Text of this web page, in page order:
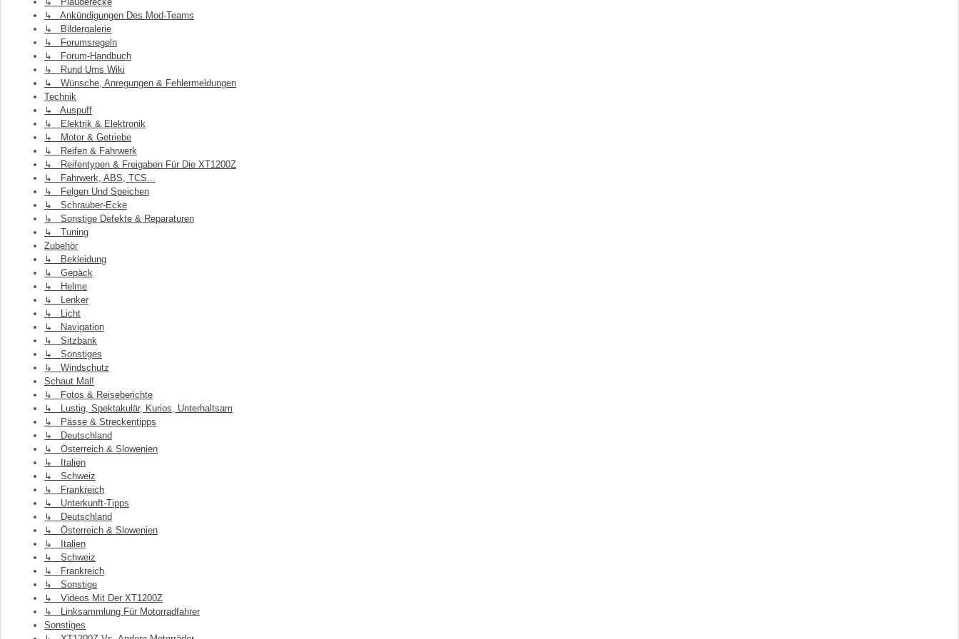
↳ Ankündigungen Des Mod-Teams
↳ Bildergalerie
↳ Forumsregeln
↳ Forum-Handbuch
↳ Rund Ums Wiki
↳ Wünsche, Anregungen & Fehlermeldungen
Technik
↳ Auspuff
↳ Elektrik & Elektronik
↳ Motor & Getriebe
↳ Reifen & Fahrwerk
↳ Reifentypen & Freigaben Für Die XT1200Z
↳ Fahrwerk, ABS, TCS...
↳ Felgen Und Speichen
↳ Schrauber-Ecke
↳ Sonstige Defekte & Reparaturen
↳ Tuning
Zubehör
↳ Bekleidung
↳ Gepäck
↳ Helme
↳ Lenker
↳ Licht
↳ Navigation
↳ Sitzbank
↳ Sonstiges
↳ Windschutz
Schaut Mal!
↳ Fotos & Reiseberichte
↳ Lustig, Spektakulär, Kurios, Unterhaltsam
↳ Pässe & Streckentipps
↳ Deutschland
↳ Österreich & Slowenien
↳ Italien
↳ Schweiz
↳ Frankreich
↳ Unterkunft-Tipps
↳ Deutschland
↳ Österreich & Slowenien
↳ Italien
↳ Schweiz
↳ Frankreich
↳ Sonstige
↳ Videos Mit Der XT1200Z
↳ Linksammlung Für Motorradfahrer
Sonstiges